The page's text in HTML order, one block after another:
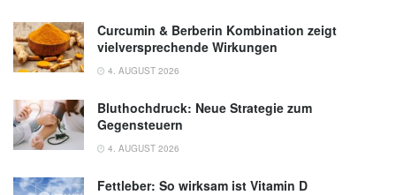
Curcumin & Berberin Kombination zeigt
vielversprechende Wirkungen
4. AUGUST 2026
Bluthochdruck: Neue Strategie zum
Gegensteuern
4. AUGUST 2026
Fettleber: So wirksam ist Vitamin D